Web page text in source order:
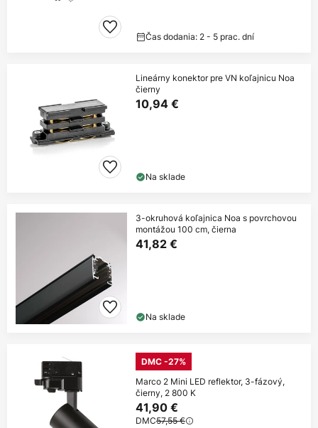
Čas dodania: 2 - 5 prac. dní
Lineárny konektor pre VN koľajnicu Noa
čierny
10,94 €
Na sklade
3-okruhová koľajnica Noa s povrchovou
montážou 100 cm, čierna
41,82 €
Na sklade
DMC -27%
Marco 2 Mini LED reflektor, 3-fázový,
čierny, 2 800 K
41,90 €
DMC57,55 €